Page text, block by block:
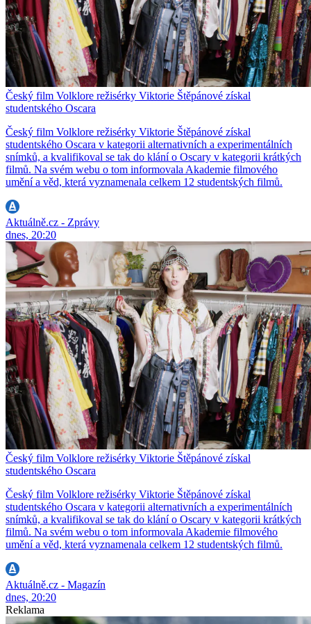
Český film Volklore režisérky Viktorie Štěpánové získal
studentského Oscara
Český film Volklore režisérky Viktorie Štěpánové získal
studentského Oscara v kategorii alternativních a experimentálních
snímků, a kvalifikoval se tak do klání o Oscary v kategorii krátkých
filmů. Na svém webu o tom informovala Akademie filmového
umění a věd, která vyznamenala celkem 12 studentských filmů.
Aktuálně.cz - Zprávy
dnes, 20:20
Český film Volklore režisérky Viktorie Štěpánové získal
studentského Oscara
Český film Volklore režisérky Viktorie Štěpánové získal
studentského Oscara v kategorii alternativních a experimentálních
snímků, a kvalifikoval se tak do klání o Oscary v kategorii krátkých
filmů. Na svém webu o tom informovala Akademie filmového
umění a věd, která vyznamenala celkem 12 studentských filmů.
Aktuálně.cz - Magazín
dnes, 20:20
Reklama